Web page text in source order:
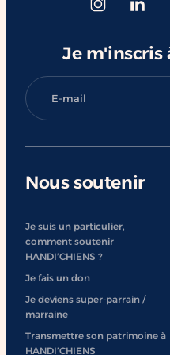
Je m'inscris
Nous soutenir
Je suis un particulier,
comment soutenir
HANDI’CHIENS ?
Je fais un don
Je deviens super-parrain /
marraine
Transmettre son patrimoine à
HANDI’CHIENS